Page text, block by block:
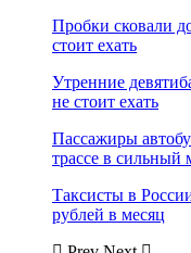
Пробки сковали
стоит ехать
Утренние
не стоит ехать
Пассажиры
трассе в сильный
Таксисты в
рублей в месяц